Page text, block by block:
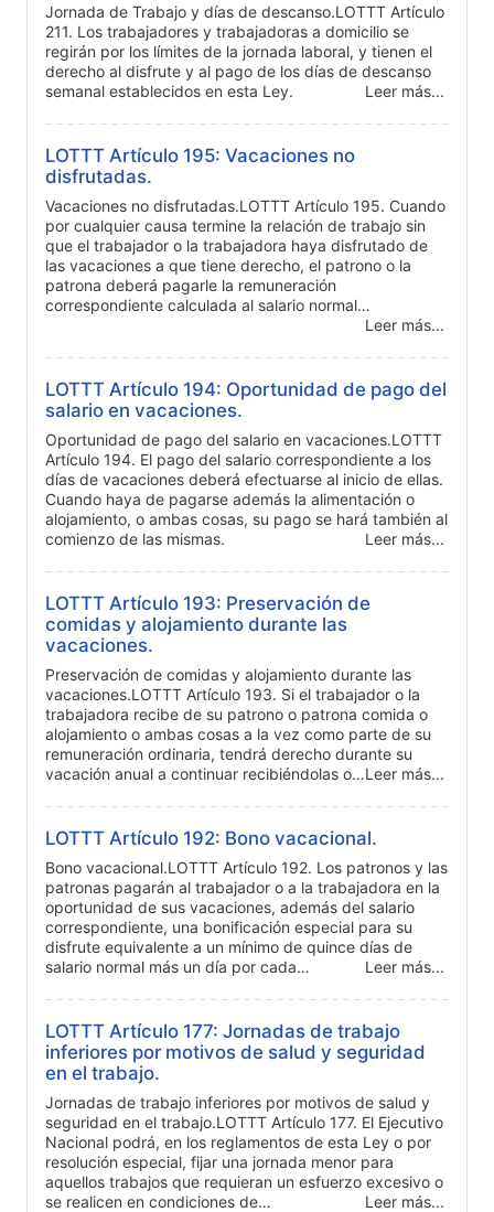
Jornada de Trabajo y días de descanso.LOTTT Artículo
211. Los trabajadores y trabajadoras a domicilio se
regirán por los límites de la jornada laboral, y tienen el
derecho al disfrute y al pago de los días de descanso
semanal establecidos en esta Ley.
Leer más...
LOTTT Artículo 195: Vacaciones no
disfrutadas.
Vacaciones no disfrutadas.LOTTT Artículo 195. Cuando
por cualquier causa termine la relación de trabajo sin
que el trabajador o la trabajadora haya disfrutado de
las vacaciones a que tiene derecho, el patrono o la
patrona deberá pagarle la remuneración
correspondiente calculada al salario normal…
Leer más...
LOTTT Artículo 194: Oportunidad de pago del
salario en vacaciones.
Oportunidad de pago del salario en vacaciones.LOTTT
Artículo 194. El pago del salario correspondiente a los
días de vacaciones deberá efectuarse al inicio de ellas.
Cuando haya de pagarse además la alimentación o
alojamiento, o ambas cosas, su pago se hará también al
comienzo de las mismas.
Leer más...
LOTTT Artículo 193: Preservación de
comidas y alojamiento durante las
vacaciones.
Preservación de comidas y alojamiento durante las
vacaciones.LOTTT Artículo 193. Si el trabajador o la
trabajadora recibe de su patrono o patrona comida o
alojamiento o ambas cosas a la vez como parte de su
remuneración ordinaria, tendrá derecho durante su
vacación anual a continuar recibiéndolas o…Leer más...
LOTTT Artículo 192: Bono vacacional.
Bono vacacional.LOTTT Artículo 192. Los patronos y las
patronas pagarán al trabajador o a la trabajadora en la
oportunidad de sus vacaciones, además del salario
correspondiente, una bonificación especial para su
disfrute equivalente a un mínimo de quince días de
salario normal más un día por cada…
Leer más...
LOTTT Artículo 177: Jornadas de trabajo
inferiores por motivos de salud y seguridad
en el trabajo.
Jornadas de trabajo inferiores por motivos de salud y
seguridad en el trabajo.LOTTT Artículo 177. El Ejecutivo
Nacional podrá, en los reglamentos de esta Ley o por
resolución especial, fijar una jornada menor para
aquellos trabajos que requieran un esfuerzo excesivo o
se realicen en condiciones de…
Leer más...